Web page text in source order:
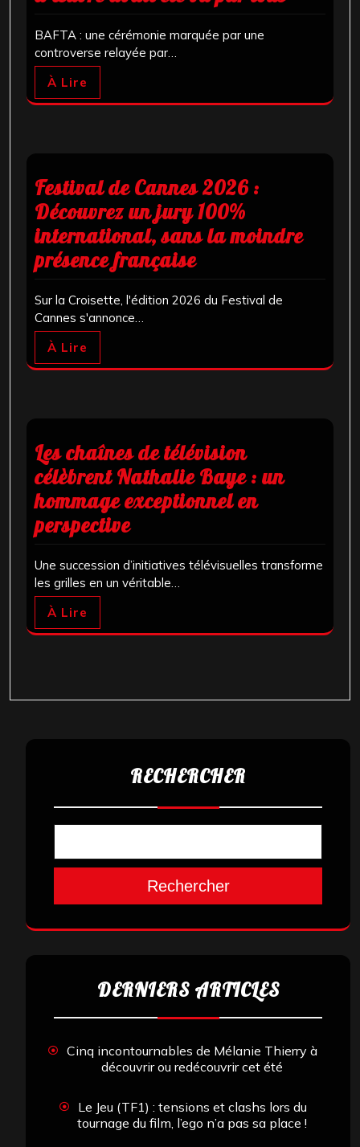
BAFTA : une cérémonie marquée par une
controverse relayée par…
À Lire
Festival de Cannes 2026 :
Découvrez un jury 100%
international, sans la moindre
présence française
Sur la Croisette, l'édition 2026 du Festival de
Cannes s'annonce…
À Lire
Les chaînes de télévision
célèbrent Nathalie Baye : un
hommage exceptionnel en
perspective
Une succession d’initiatives télévisuelles transforme
les grilles en un véritable…
À Lire
RECHERCHER
Rechercher
DERNIERS ARTICLES
Cinq incontournables de Mélanie Thierry à
découvrir ou redécouvrir cet été
Le Jeu (TF1) : tensions et clashs lors du
tournage du film, l’ego n’a pas sa place !